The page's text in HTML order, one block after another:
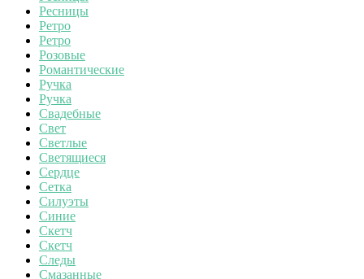
Ресницы
Ретро
Ретро
Розовые
Романтические
Ручка
Ручка
Свадебные
Свет
Светлые
Светящиеся
Сердце
Сетка
Силуэты
Синие
Скетч
Скетч
Следы
Смазанные